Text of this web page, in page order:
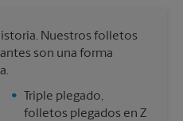
Nuestros folletos
son una forma
•
Triple plegado,
folletos plegados en Z